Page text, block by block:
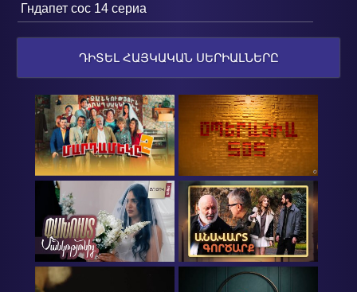
Гндапет сос 14 сериа
ԴԻՏԵԼ ՀԱՅԿԱԿԱՆ ՍԵՐԻԱԼՆԵՐԸ